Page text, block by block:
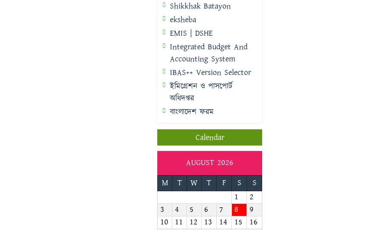
Shikkhak Batayon
eksheba
EMIS | DSHE
Integrated Budget And
Accounting System
IBAS++ Version Selector
ইমিগ্রেশন ও পাসপোর্ট
অধিদপ্তর
বাংলাদেশ ফরম
Calendar
AUGUST 2026
M
T W T F S
S
1
2
3
4 5 6 7 8
9
10
11 12 13 14 15
16